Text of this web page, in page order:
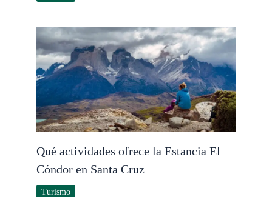
Qué actividades ofrece la Estancia El
Cóndor en Santa Cruz
Turismo